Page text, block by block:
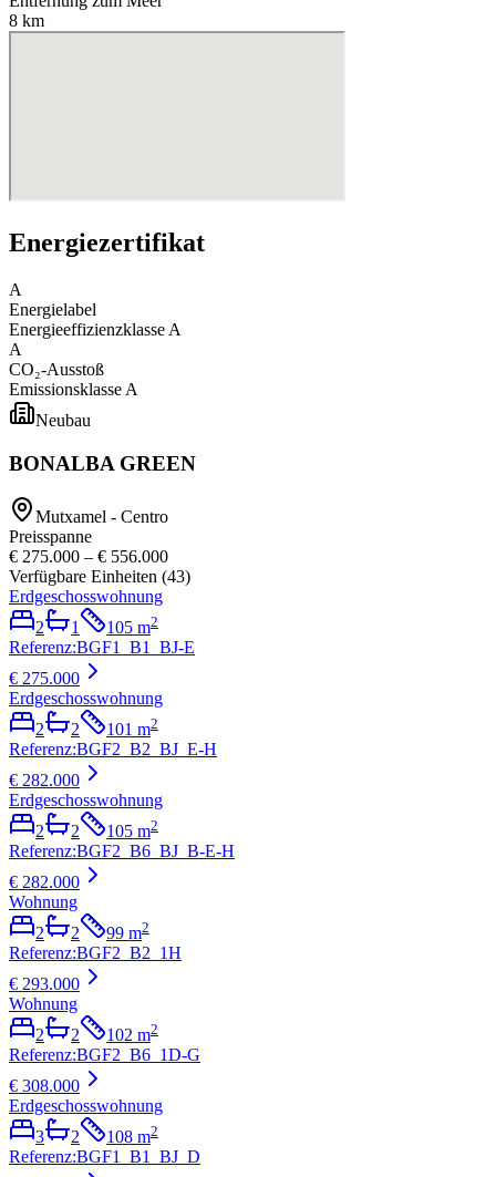
8 km
Energiezertifikat
A
Energielabel
Energieeffizienzklasse A
A
CO₂-Ausstoß
Emissionsklasse A
Neubau
BONALBA GREEN
Mutxamel - Centro
Preisspanne
€ 275.000 – € 556.000
Verfügbare Einheiten (43)
Erdgeschosswohnung
2
1 105 m2
Referenz:BGF1_B1_BJ-E
€ 275.000
Erdgeschosswohnung
2
2 101 m2
Referenz:BGF2_B2_BJ_E-H
€ 282.000
Erdgeschosswohnung
2
2 105 m2
Referenz:BGF2_B6_BJ_B-E-H
€ 282.000
Wohnung
2
2 99 m2
Referenz:BGF2_B2_1H
€ 293.000
Wohnung
2
2 102 m2
Referenz:BGF2_B6_1D-G
€ 308.000
Erdgeschosswohnung
3
2 108 m2
Referenz:BGF1_B1_BJ_D